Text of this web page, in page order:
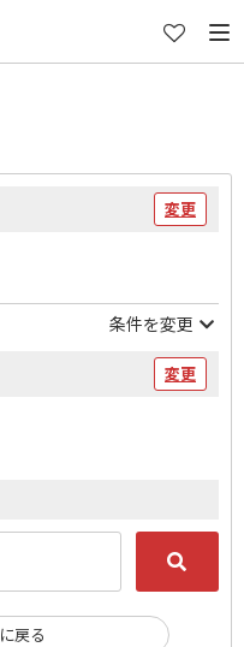
変更
条件を変更
変更
戻る